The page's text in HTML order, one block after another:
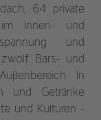
64 private
im Innen- und
und
Bars- und
In
und Getränke
und Kulturen -